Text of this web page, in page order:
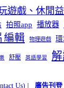
遊戲、休閒
拍照app 播放器
編輯 物理遊戲
舒壓 英語學習
Us) 廣告刊登|